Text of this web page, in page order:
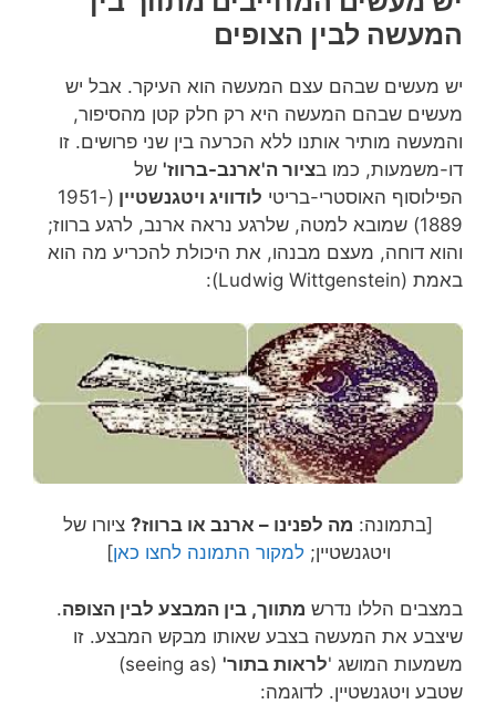
המעשה לבין הצופים
יש מעשים שבהם עצם המעשה הוא העיקר. אבל יש
מעשים שבהם המעשה היא רק חלק קטן מהסיפור,
והמעשה מותיר אותנו ללא הכרעה בין שני פרושים. זו
דו-משמעות, כמו בציור ה'ארנב-ברווז' של
הפילוסוף האוסטרי-בריטי לודוויג ויטגנשטיין (1951-
1889) שמובא למטה, שלרגע נראה ארנב, לרגע ברווז;
והוא דוחה, מעצם מבנהו, את היכולת להכריע מה הוא
באמת (Ludwig Wittgenstein):
[בתמונה: מה לפנינו – ארנב או ברווז? ציורו של
ויטגנשטיין;למקור התמונה לחצו כאן]
במצבים הללו נדרש מתווך, בין המבצע לבין הצופה.
שיצבע את המעשה בצבע שאותו מבקש המבצע. זו
משמעות המושג 'לראות בתור'
(seeing as)
שטבע ויטגנשטיין. לדוגמה: